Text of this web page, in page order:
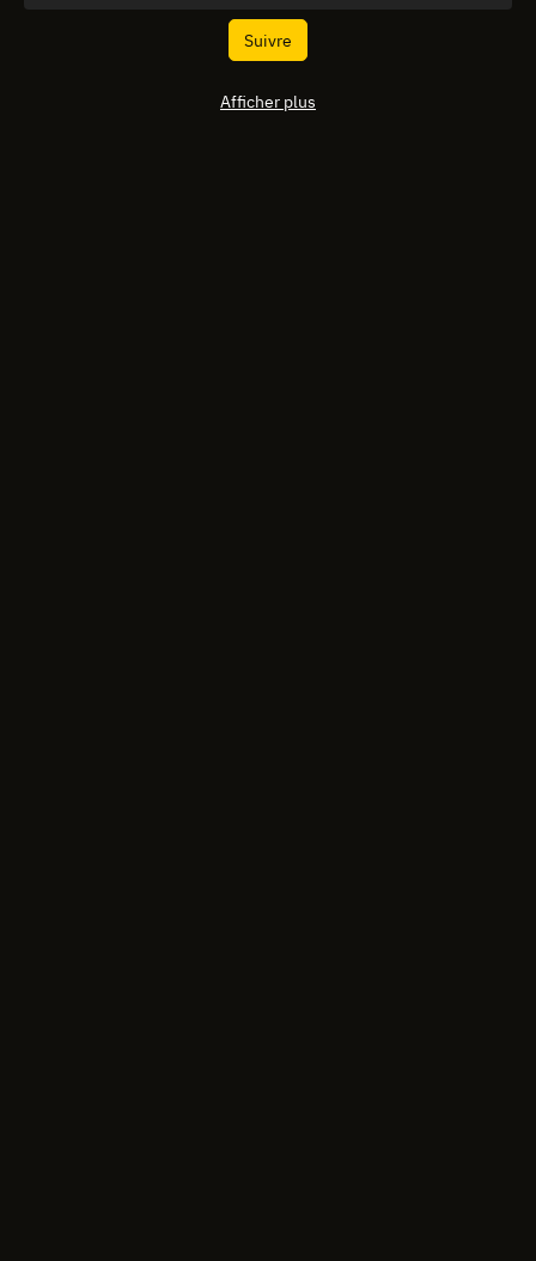
Suivre
Afficher plus